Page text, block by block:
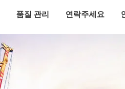
품질 관리 연락주세요